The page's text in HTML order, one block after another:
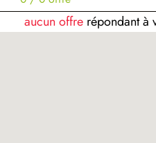
aucun offre répondant à